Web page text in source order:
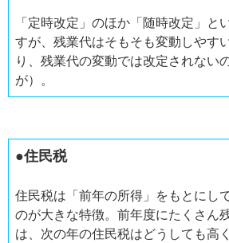
「定時改定」のほか「随時改定」と
すが、残業代はそもそも変動しやす
り、残業代の変動では改定されない
が）。
●住民税
住民税は「前年の所得」をもとにし
のが大きな特徴。前年度にたくさん
は、次の年の住民税はどうしても高